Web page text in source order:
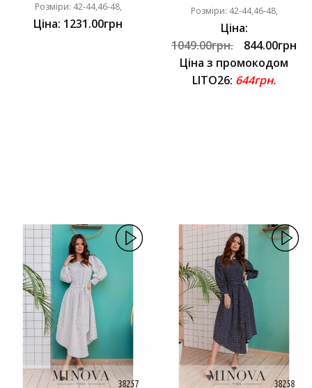
Розміри: 42-44,46-48,
Ціна: 1231.00грн
Розміри: 42-44,46-48,
Ціна:
1049.00грн.
844.00грн
Ціна з промокодом
LITO26: 644грн.